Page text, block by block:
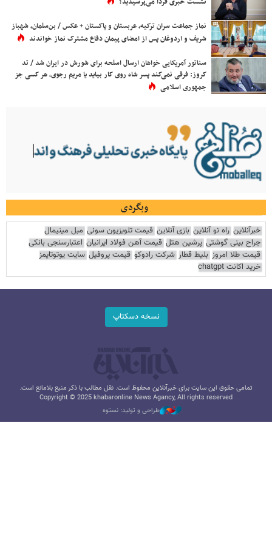
نماز جماعت سران ترکیه، عربستان و پاکستان + عکس / بن‌سلمان، شهباز
شریف و اردوغان پس از امضای پیمان دفاع مشترک نماز خواندند
سناتور آمریکایی خواهان ارسال اسلحه برای شورش در ایران شد / تد
کروز: فرقی نمی‌کند پسر شاه روی کار بیاید یا مریم رجوی، هر کسی جز
جمهوری اسلامی
وبگردی
خبرآنلاین راه نو آنلاین بازی آنلاین قیمت تلویزیون سونی مبل مینیمال
جراح بینی گوشتی پرشین هتل قیمت آهن فولاد ایرانیان اعتبارسنجی بانکی
قیمت طلا امروز بلیط قطار شرکت رادوکو قیمت پروفیل سایت یوتوتایمز
خرید اکانت chatgpt
نسخه دسکتاپ
تمامی حقوق این سایت برای خبرآنلاین محفوظ است. نقل مطالب با ذکر منبع بلامانع است.
Copyright © 2025 khabaronline News Agancy, All rights reserved
طراحی و تولید: نستوه